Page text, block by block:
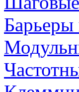
Барьеры